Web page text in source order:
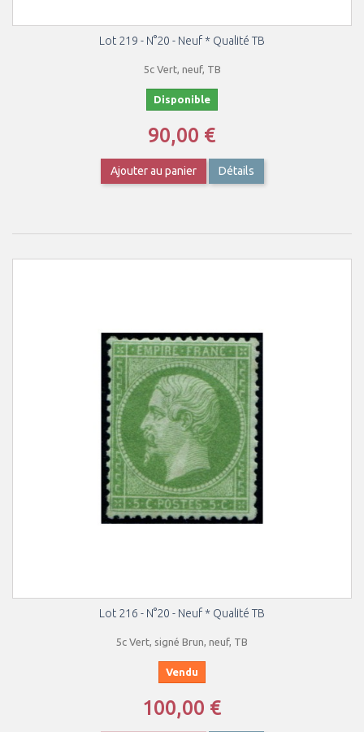
Lot 219 - N°20 - Neuf * Qualité TB
5c Vert, neuf, TB
Disponible
90,00 €
Ajouter au panier Détails
Lot 216 - N°20 - Neuf * Qualité TB
5c Vert, signé Brun, neuf, TB
Vendu
100,00 €